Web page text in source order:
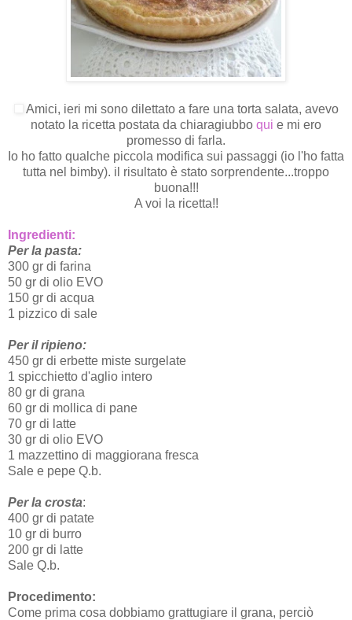
Amici, ieri mi sono dilettato a fare una torta salata, avevo
notato la ricetta postata da chiaragiubbo qui e mi ero
promesso di farla.
Io ho fatto qualche piccola modifica sui passaggi (io l'ho fatta
tutta nel bimby). il risultato è stato sorprendente...troppo
buona!!!
A voi la ricetta!!
Ingredienti:
Per la pasta:
300 gr di farina
50 gr di olio EVO
150 gr di acqua
1 pizzico di sale
Per il ripieno:
450 gr di erbette miste surgelate
1 spicchietto d'aglio intero
80 gr di grana
60 gr di mollica di pane
70 gr di latte
30 gr di olio EVO
1 mazzettino di maggiorana fresca
Sale e pepe Q.b.
Per la crosta:
400 gr di patate
10 gr di burro
200 gr di latte
Sale Q.b.
Procedimento:
Come prima cosa dobbiamo grattugiare il grana, perciò